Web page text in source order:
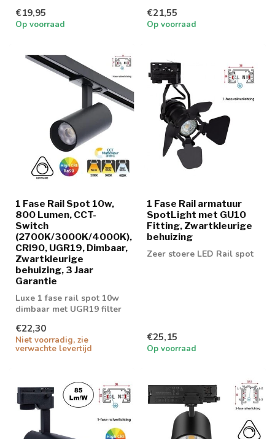
GU10 spot
€19,95
Op voorraad
€21,55
Op voorraad
1 Fase Rail Spot 10w,
800 Lumen, CCT-
Switch
(2700K/3000K/4000K),
CRI90, UGR19, Dimbaar,
Zwartkleurige
behuizing, 3 Jaar
Garantie
Luxe 1 fase rail spot 10w
dimbaar met UGR19 filter
€22,30
Niet voorradig, zie
verwachte levertijd
1 Fase Rail armatuur
SpotLight met GU10
Fitting, Zwartkleurige
behuizing
Zeer stoere LED Rail spot
€25,15
Op voorraad